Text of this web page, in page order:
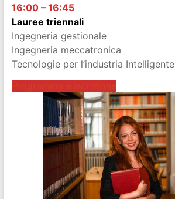
16:00 – 16:45
Lauree triennali
Ingegneria gestionale
Ingegneria meccatronica
Tecnologie per l’industria Intelligente